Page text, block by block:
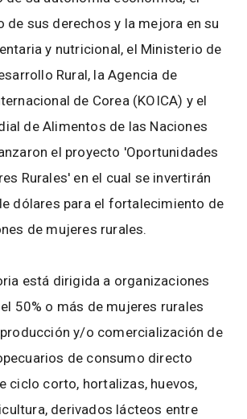
de sus derechos y la mejora en su
y nutricional, el Ministerio de
Rural, la Agencia de
de Corea (KOICA) y el
de Alimentos de las Naciones
el proyecto 'Oportunidades
Rurales' en el cual se invertirán
dólares para el fortalecimiento de
de mujeres rurales.
está dirigida a organizaciones
50% o más de mujeres rurales
y/o comercialización de
de consumo directo
ciclo corto, hortalizas, huevos,
derivados lácteos entre